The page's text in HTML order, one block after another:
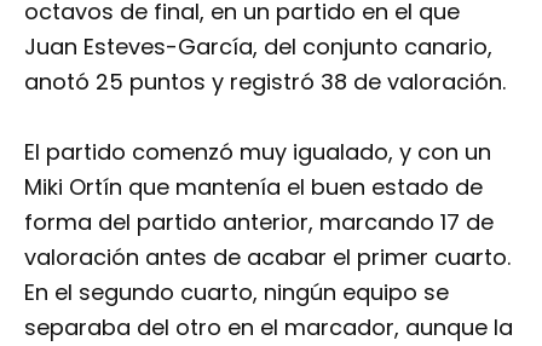
octavos de final, en un partido en el que
Juan Esteves-García, del conjunto canario,
anotó 25 puntos y registró 38 de valoración.
El partido comenzó muy igualado, y con un
Miki Ortín que mantenía el buen estado de
forma del partido anterior, marcando 17 de
valoración antes de acabar el primer cuarto.
En el segundo cuarto, ningún equipo se
separaba del otro en el marcador, aunque la